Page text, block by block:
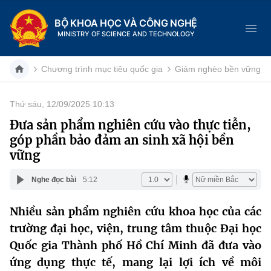
BỘ KHOA HỌC VÀ CÔNG NGHỆ
MINISTRY OF SCIENCE AND TECHNOLOGY
Danh mục
Trang chủ
Cơ cấu tổ chức
Lịch sử phát triển
Khoa học và Công nghệ
Đổi mới sáng tạo
Dịch vụ công
Hệ thống văn bản
Chương trình mục tiêu quốc gia Giảm nghèo bền vững
Thứ sáu, 12/09/2025 10:13
Đưa sản phẩm nghiên cứu vào thực tiễn,
góp phần bảo đảm an sinh xã hội bền
vững
Nghe đọc bài 5:12
Nhiều sản phẩm nghiên cứu khoa học của các
trường đại học, viện, trung tâm thuộc Đại học
Quốc gia Thành phố Hồ Chí Minh đã đưa vào
ứng dụng thực tế, mang lại lợi ích về môi